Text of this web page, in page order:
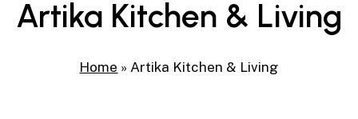
Artika Kitchen & Living
Home »Artika Kitchen & Living